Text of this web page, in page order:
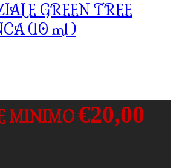
GREEN TREE
(10 ml )
MINIMO€20,00